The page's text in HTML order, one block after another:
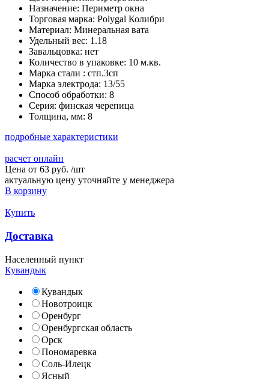
Назначение: Периметр окна
Торговая марка: Polygal Колибри
Материал: Минеральная вата
Удельный вес: 1.18
Завальцовка: нет
Количество в упаковке: 10 м.кв.
Марка стали : стп.3сп
Марка электрода: 13/55
Способ обработки: 8
Серия: финская черепица
Толщина, мм: 8
подробные характеристики
расчет онлайн
Цена от 63 руб. /шт
актуальную цену уточняйте у менеджера
В корзину
Купить
Доставка
Населенный пункт
Кувандык
Кувандык
Новотроицк
Оренбург
Оренбургская область
Орск
Пономаревка
Соль-Илецк
Ясный